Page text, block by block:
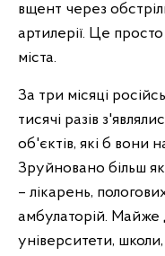
вщент через
артилерії. Це
міста.
За три місяці
тисячі разів
об'єктів, які б вони
Зруйновано більш
– лікарень,
амбулаторій. Майже
університети,